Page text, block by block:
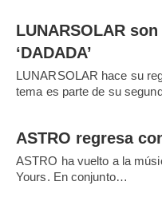
LUNARSOLAR
‘DADADA’
LUNARSOLAR hace su
tema es parte de su
ASTRO regresa
ASTRO ha vuelto a la
Yours. En conjunto…